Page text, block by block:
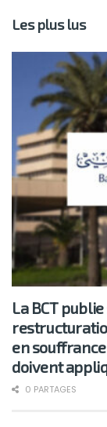
Les plus lus
La BCT
en
doivent
0 PARTAGES